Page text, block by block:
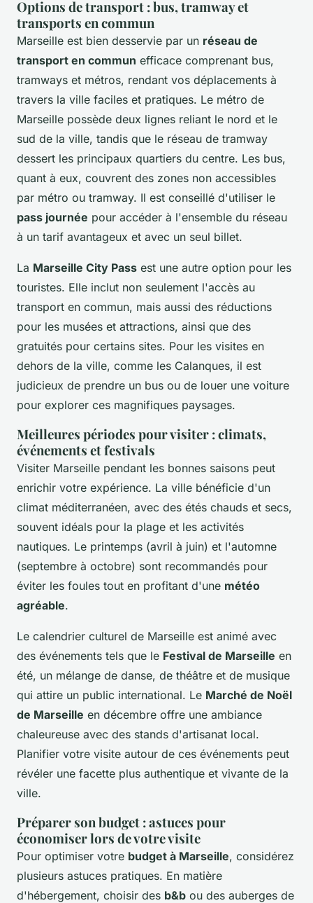
Options de transport : bus, tramway et
transports en commun
Marseille est bien desservie par un réseau de
transport en commun efficace comprenant bus,
tramways et métros, rendant vos déplacements à
travers la ville faciles et pratiques. Le métro de
Marseille possède deux lignes reliant le nord et le
sud de la ville, tandis que le réseau de tramway
dessert les principaux quartiers du centre. Les bus,
quant à eux, couvrent des zones non accessibles
par métro ou tramway. Il est conseillé d'utiliser le
pass journée pour accéder à l'ensemble du réseau
à un tarif avantageux et avec un seul billet.
La Marseille City Pass est une autre option pour les
touristes. Elle inclut non seulement l'accès au
transport en commun, mais aussi des réductions
pour les musées et attractions, ainsi que des
gratuités pour certains sites. Pour les visites en
dehors de la ville, comme les Calanques, il est
judicieux de prendre un bus ou de louer une voiture
pour explorer ces magnifiques paysages.
Meilleures périodes pour visiter : climats,
événements et festivals
Visiter Marseille pendant les bonnes saisons peut
enrichir votre expérience. La ville bénéficie d'un
climat méditerranéen, avec des étés chauds et secs,
souvent idéals pour la plage et les activités
nautiques. Le printemps (avril à juin) et l'automne
(septembre à octobre) sont recommandés pour
éviter les foules tout en profitant d'une météo
agréable.
Le calendrier culturel de Marseille est animé avec
des événements tels que le Festival de Marseille en
été, un mélange de danse, de théâtre et de musique
qui attire un public international. Le Marché de Noël
de Marseille en décembre offre une ambiance
chaleureuse avec des stands d'artisanat local.
Planifier votre visite autour de ces événements peut
révéler une facette plus authentique et vivante de la
ville.
Préparer son budget : astuces pour
économiser lors de votre visite
Pour optimiser votre budget à Marseille, considérez
plusieurs astuces pratiques. En matière
d'hébergement, choisir des b&b ou des auberges de